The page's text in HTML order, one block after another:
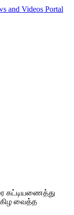
and Videos Portal
கட்டியணைத்து
வைத்த